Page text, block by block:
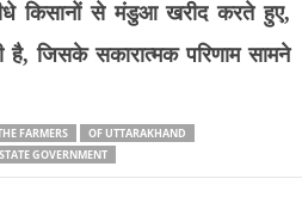
किसानों से मंडुआ खरीद करते हुए,
है, जिसके सकारात्मक परिणाम सामने
FARMERS
OF UTTARAKHAND
GOVERNMENT